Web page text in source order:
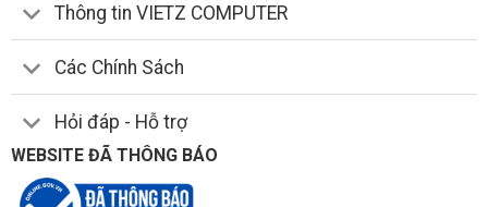
Thông tin VIETZ COMPUTER
Các Chính Sách
Hỏi đáp - Hỗ trợ
WEBSITE ĐÃ THÔNG BÁO